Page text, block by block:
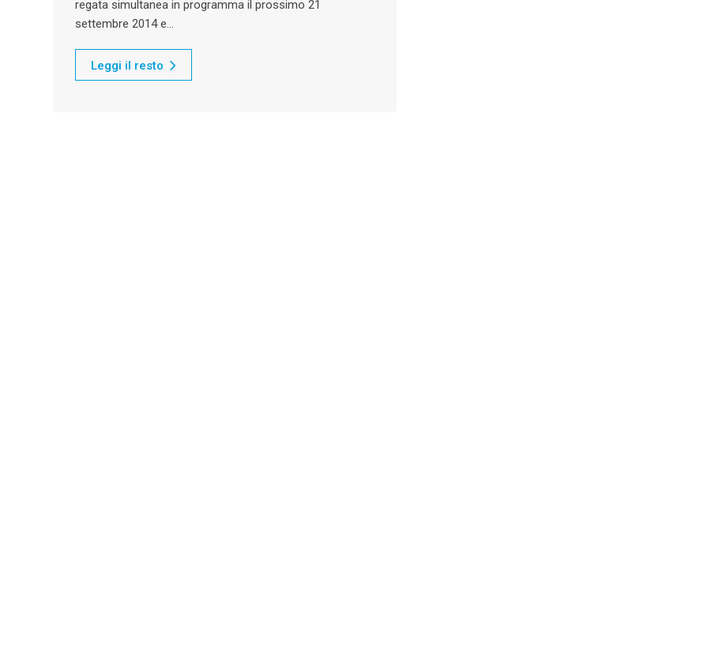
regata simultanea in programma il prossimo 21
settembre 2014 e…
Leggi il resto